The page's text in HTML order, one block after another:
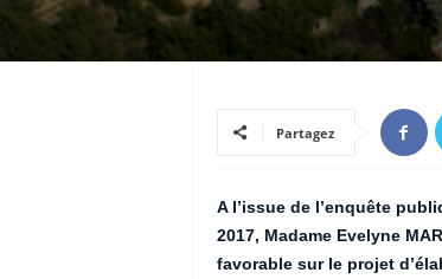
Partagez
A l’issue de l’enquête
2017, Madame Evelyne
favorable sur le projet